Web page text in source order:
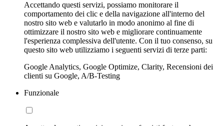
Accettando questi servizi, possiamo monitorare il
comportamento dei clic e della navigazione all'interno del
nostro sito web e valutarlo in modo anonimo al fine di
ottimizzare il nostro sito web e migliorare continuamente
l'esperienza complessiva dell'utente. Con il tuo consenso, su
questo sito web utilizziamo i seguenti servizi di terze parti:
Google Analytics, Google Optimize, Clarity, Recensioni dei
clienti su Google, A/B-Testing
Funzionale